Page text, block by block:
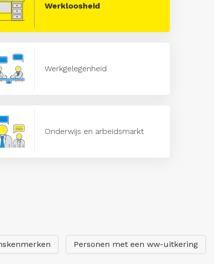
Werkloosheid
Werkgelegenheid
Onderwijs en arbeidsmarkt
Personen met een ww-uitkering